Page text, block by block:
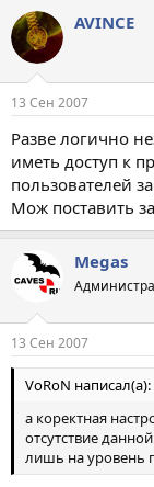
AVINCE
13 Сен 2007
Разве логично
иметь доступ к
пользователей
Мож поставить
Megas
13 Сен 2007
VоRoN написал(а):
а коректная
отсутствие
лишь на уровень